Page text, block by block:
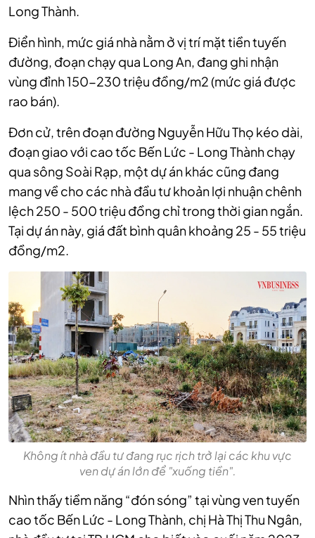
Long Thành.
Điển hình, mức giá nhà nằm ở vị trí mặt tiền tuyến
đường, đoạn chạy qua Long An, đang ghi nhận
vùng đỉnh 150-230 triệu đồng/m2 (mức giá được
rao bán).
Đơn cử, trên đoạn đường Nguyễn Hữu Thọ kéo dài,
đoạn giao với cao tốc Bến Lức - Long Thành chạy
qua sông Soài Rạp, một dự án khác cũng đang
mang về cho các nhà đầu tư khoản lợi nhuận chênh
lệch 250 - 500 triệu đồng chỉ trong thời gian ngắn.
Tại dự án này, giá đất bình quân khoảng 25 - 55 triệu
đồng/m2.
Không ít nhà đầu tư đang rục rịch trở lại các khu vực
ven dự án lớn để "xuống tiền".
Nhìn thấy tiềm năng “đón sóng” tại vùng ven tuyến
cao tốc Bến Lức - Long Thành, chị Hà Thị Thu Ngân,